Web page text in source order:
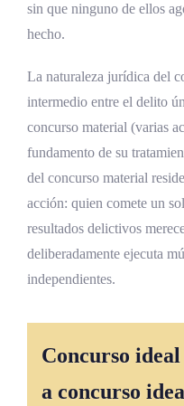
sin que ninguno de ellos
hecho.
La naturaleza jurídica del
intermedio entre el delito
concurso material (varias
fundamento de su
del concurso material
acción: quien comete un
resultados delictivos
deliberadamente ejecuta
independientes.
Concurso
a concurso